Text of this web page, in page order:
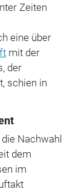
Zeiten
eine über
mit der
der
schien in
Nachwahl
dem
im